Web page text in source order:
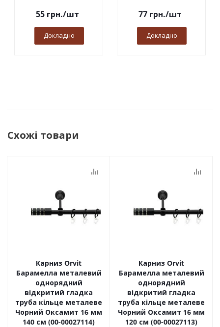
55грн./шт
Докладно
77грн./шт
Докладно
Схожі товари
Карниз Orvit
Барамелла металевий
однорядний
відкритий гладка
труба кільце металеве
Чорний Оксамит 16 мм
140 см (00-00027114)
Карниз Orvit
Барамелла металевий
однорядний
відкритий гладка
труба кільце металеве
Чорний Оксамит 16 мм
120 см (00-00027113)